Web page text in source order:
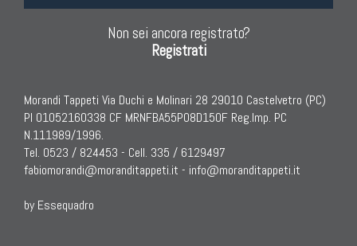
Non sei ancora registrato?
Registrati
Morandi Tappeti Via Duchi e Molinari 28 29010 Castelvetro (PC)
PI 01052160338 CF MRNFBA55P08D150F Reg.Imp. PC
N.111989/1996.
Tel. 0523 / 824453 - Cell. 335 / 6129497
fabiomorandi@moranditappeti.it - info@moranditappeti.it
by Essequadro